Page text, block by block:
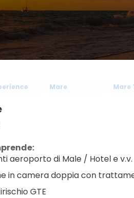
Mare Mare
aeroporto di Male / Hotel e
in camera doppia con
GTE